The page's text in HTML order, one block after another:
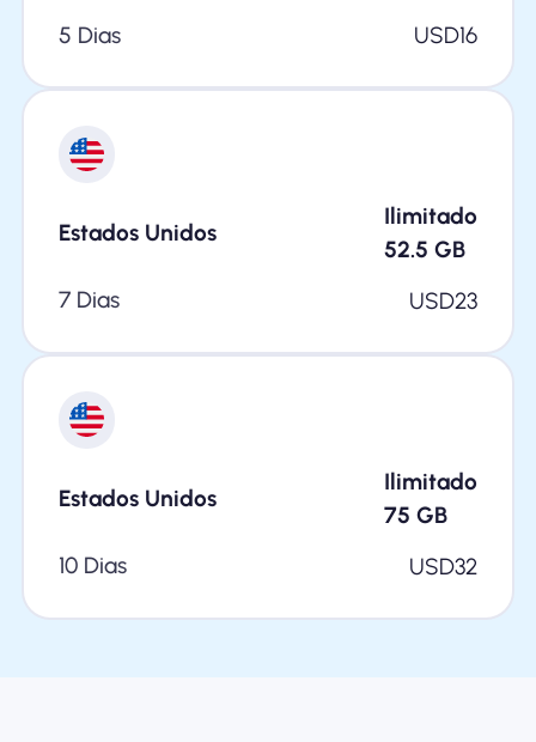
5 Dias
USD16
Estados Unidos
Ilimitado
52.5 GB
7 Dias
USD23
Estados Unidos
Ilimitado
75 GB
10 Dias
USD32